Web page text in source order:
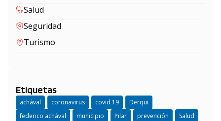
Salud
Seguridad
Turismo
Etiquetas
achával coronavirus covid 19
Derqui
federico achával
municipio Pilar prevención
Salud